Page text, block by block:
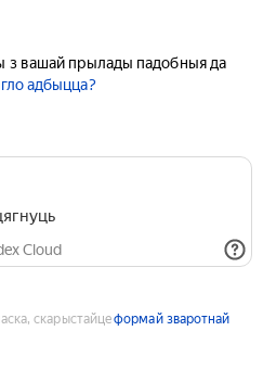
з вашай прылады падобныя да
адбыцца?
Cloud
скарыстайцеформай зваротнай